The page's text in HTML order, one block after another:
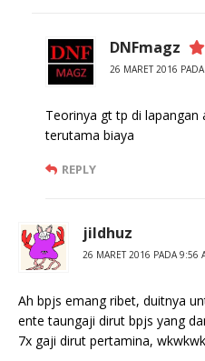
DNFmagz
26 MARET 2016
Teorinya gt tp di lapangan
terutama biaya
REPLY
jildhuz
26 MARET 2016 PADA 9:56
Ah bpjs emang ribet, duitnya
ente taungaji dirut bpjs yang
7x gaji dirut pertamina,